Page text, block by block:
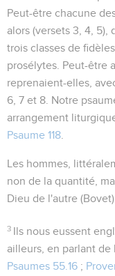
Peut-être chacune
alors (versets 3, 4, 5),
trois classes de
prosélytes. Peut-être
reprenaient-elles,
6, 7 et 8. Notre
arrangement
Psaume 118
Les hommes ,
non de la quantité,
Dieu de l'autre (Bovet).
3 Ils nous eussent
ailleurs, en parlant de
Psaumes 55.16 ;